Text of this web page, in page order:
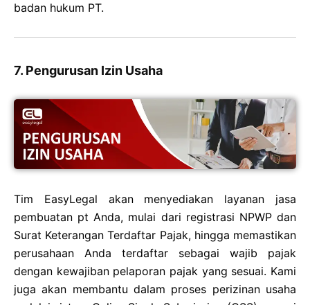
badan hukum PT.
7. Pengurusan Izin Usaha
Tim EasyLegal akan menyediakan layanan jasa
pembuatan pt Anda, mulai dari registrasi NPWP dan
Surat Keterangan Terdaftar Pajak, hingga memastikan
perusahaan Anda terdaftar sebagai wajib pajak
dengan kewajiban pelaporan pajak yang sesuai. Kami
juga akan membantu dalam proses perizinan usaha